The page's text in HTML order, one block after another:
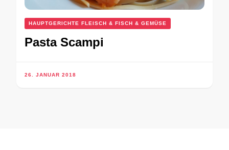
HAUPTGERICHTE FLEISCH & FISCH & GEMÜSE
Pasta Scampi
26. JANUAR 2018